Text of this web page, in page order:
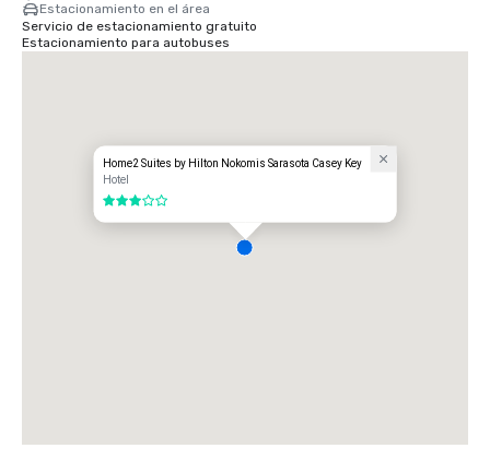
Estacionamiento en el área
Servicio de estacionamiento gratuito
Estacionamiento para autobuses
Home2 Suites by Hilton Nokomis Sarasota Casey Key
Hotel
3 de 5